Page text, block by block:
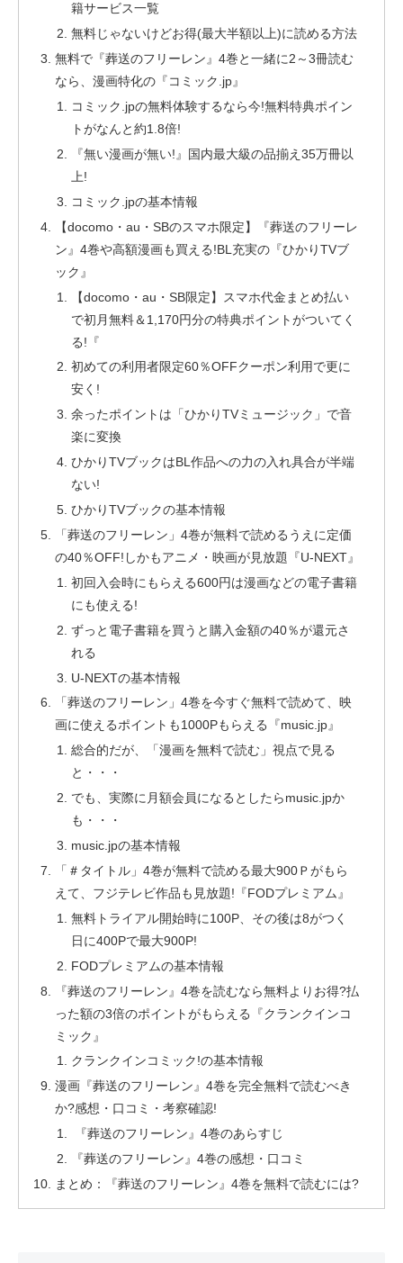
籍サービス一覧
無料じゃないけどお得(最大半額以上)に読める方法
無料で『葬送のフリーレン』4巻と一緒に2～3冊読む
なら、漫画特化の『コミック.jp』
コミック.jpの無料体験するなら今!無料特典ポイン
トがなんと約1.8倍!
『無い漫画が無い!』国内最大級の品揃え35万冊以
上!
コミック.jpの基本情報
【docomo・au・SBのスマホ限定】『葬送のフリーレ
ン』4巻や高額漫画も買える!BL充実の『ひかりTVブ
ック』
【docomo・au・SB限定】スマホ代金まとめ払い
で初月無料＆1,170円分の特典ポイントがついてく
る!『
初めての利用者限定60％OFFクーポン利用で更に
安く!
余ったポイントは「ひかりTVミュージック」で音
楽に変換
ひかりTVブックはBL作品への力の入れ具合が半端
ない!
ひかりTVブックの基本情報
「葬送のフリーレン」4巻が無料で読めるうえに定価
の40％OFF!しかもアニメ・映画が見放題『U-NEXT』
初回入会時にもらえる600円は漫画などの電子書籍
にも使える!
ずっと電子書籍を買うと購入金額の40％が還元さ
れる
U-NEXTの基本情報
「葬送のフリーレン」4巻を今すぐ無料で読めて、映
画に使えるポイントも1000Pもらえる『music.jp』
総合的だが、「漫画を無料で読む」視点で見る
と・・・
でも、実際に月額会員になるとしたらmusic.jpか
も・・・
music.jpの基本情報
「＃タイトル」4巻が無料で読める最大900Ｐがもら
えて、フジテレビ作品も見放題!『FODプレミアム』
無料トライアル開始時に100P、その後は8がつく
日に400Pで最大900P!
FODプレミアムの基本情報
『葬送のフリーレン』4巻を読むなら無料よりお得?払
った額の3倍のポイントがもらえる『クランクインコ
ミック』
クランクインコミック!の基本情報
漫画『葬送のフリーレン』4巻を完全無料で読むべき
か?感想・口コミ・考察確認!
『葬送のフリーレン』4巻のあらすじ
『葬送のフリーレン』4巻の感想・口コミ
まとめ：『葬送のフリーレン』4巻を無料で読むには?